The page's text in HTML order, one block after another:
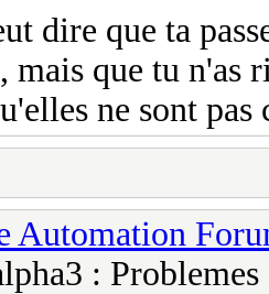
dire que ta
que tu n'as
ne sont
Automation
: